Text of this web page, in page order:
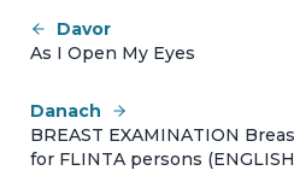
Davor
As I Open My Eyes
Danach
BREAST EXAMINATION
for FLINTA persons